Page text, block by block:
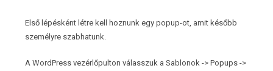
Első lépésként létre kell hoznunk egy popup-ot, amit később
személyre szabhatunk.
A WordPress vezérlőpulton válasszuk a Sablonok -> Popups ->